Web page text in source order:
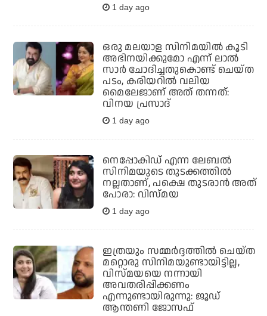
1 day ago
ഒരു മലയാള സിനിമയില്‍ കൂടി
അഭിനയിക്കുമോ എന്ന് ലാല്‍
സാര്‍ ചോദിച്ചതുകൊണ്ട് ചെയ്ത
പടം, കരിയറില്‍ വലിയ
മൈലേജാണ് അത് തന്നത്:
വിനയ പ്രസാദ്
1 day ago
നെപ്പോകിഡ് എന്ന ലേബൽ
സിനിമയുടെ തുടക്കത്തിൽ
നല്ലതാണ്, പക്ഷെ തുടരാൻ അത്
പോരാ: വിസ്മയ
1 day ago
ഇത്രയും സമ്മർദ്ദത്തിൽ ചെയ്ത
മറ്റൊരു സിനിമയുണ്ടായിട്ടില്ല,
വിസ്മയയെ നന്നായി
അവതരിപ്പിക്കണം
എന്നുണ്ടായിരുന്നു: ജൂഡ്
ആന്തണി ജോസഫ്